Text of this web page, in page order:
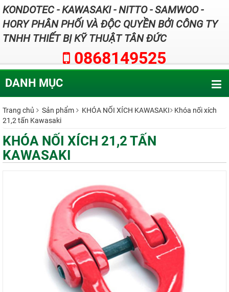
KONDOTEC - KAWASAKI - NITTO - SAMWOO -
HORY PHÂN PHỐI VÀ ĐỘC QUYỀN BỞI CÔNG TY
TNHH THIẾT BỊ KỸ THUẬT TÂN ĐỨC
0868149525
DANH MỤC
Trang chủ Sản phẩm KHÓA NỐI XÍCH KAWASAKI
Khóa nối xích
21,2 tấn Kawasaki
KHÓA NỐI XÍCH 21,2 TẤN
KAWASAKI